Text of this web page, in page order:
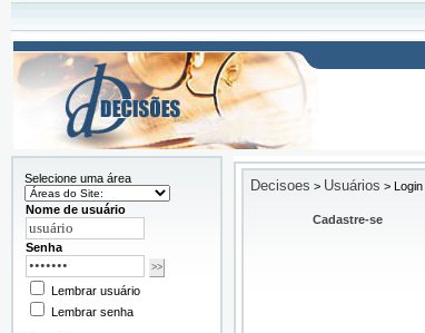
Selecione uma área
Nome de usuário
Senha
Lembrar usuário
Lembrar senha
Decisoes > Usuários > Login
Cadastre-se